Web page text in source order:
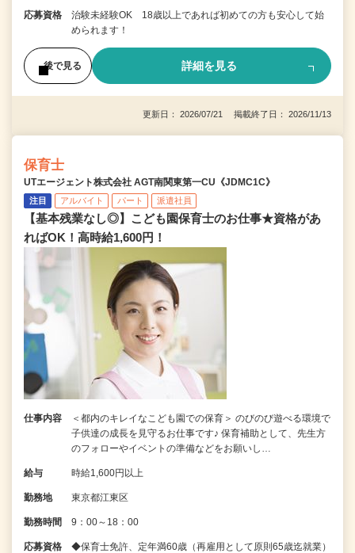
応募資格
治験未経験OK 18歳以上であれば初めての方も安心して始
められます！
後で見る 詳細を見る
更新日： 2026/07/21 掲載終了日： 2026/11/13
保育士
UTエージェント株式会社 AGT南関東第一CU《JDMC1C》
注目 アルバイト パート 派遣社員
【基本残業なし◎】こども園保育士のお仕事★資格があ
ればOK！高時給1,600円！
仕事内容
＜都内のキレイなこども園での保育＞ のびのび遊べる環境で
子供達の成長を見守るお仕事です♪ 保育補助として、先生方
のフォローやイベントの準備などをお願いし…
給与 時給1,600円以上
勤務地 東京都江東区
勤務時間 9：00～18：00
応募資格 ◆保育士免許、定年満60歳（再雇用として原則65歳迄就業）